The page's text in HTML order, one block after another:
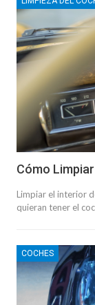
Cómo
Limpiar el interior
quieran tener el
COCHES